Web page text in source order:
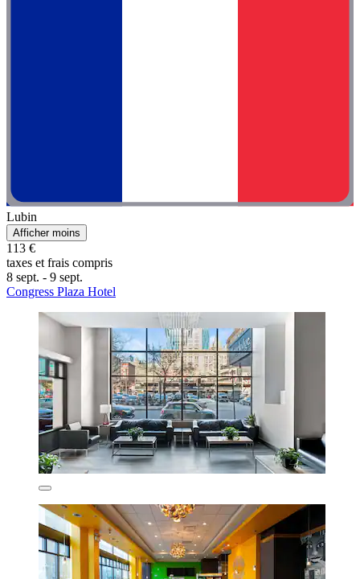
Lubin
Afficher moins
113 €
taxes et frais compris
8 sept. - 9 sept.
Congress Plaza Hotel